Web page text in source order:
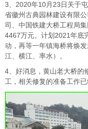
3、2020年10月23日关于
省徽州古典园林建设有限
司、中国铁建大桥工程局
4467万元。计划2021年底
动，再等一年镇海桥将焕
江、横江、率水）。
4、好消息，黄山老大桥的
工，相关修复的准备工作已